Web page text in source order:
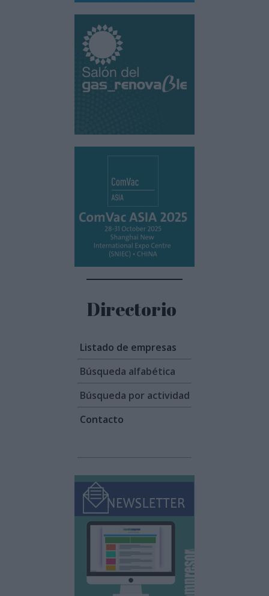
Directorio
Listado de empresas
Búsqueda alfabética
Búsqueda por actividad
Contacto